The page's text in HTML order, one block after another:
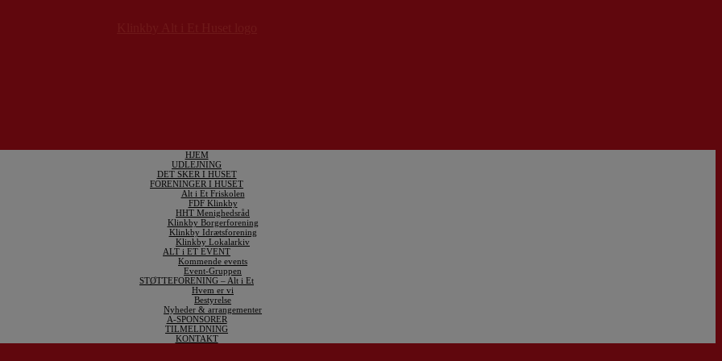
HJEM
UDLEJNING
DET SKER I HUSET
FORENINGER I HUSET
Alt i Et Friskolen
FDF Klinkby
HHT Menighedsråd
Klinkby Borgerforening
Klinkby Idrætsforening
Klinkby Lokalarkiv
ALT i ET EVENT
Kommende events
Event-Gruppen
STØTTEFORENING – Alt i Et
Hvem er vi
Bestyrelse
Nyheder & arrangementer
A-SPONSORER
TILMELDNING
KONTAKT